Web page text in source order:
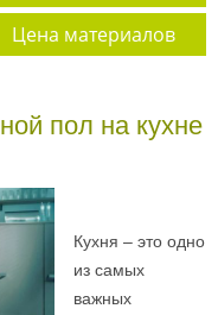
Цена материалов
пол на кухне
Кухня – это одно
из самых
важных